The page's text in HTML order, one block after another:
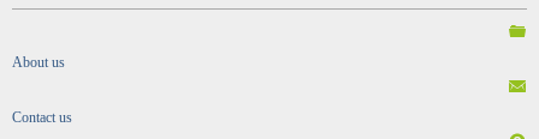
About us
Contact us